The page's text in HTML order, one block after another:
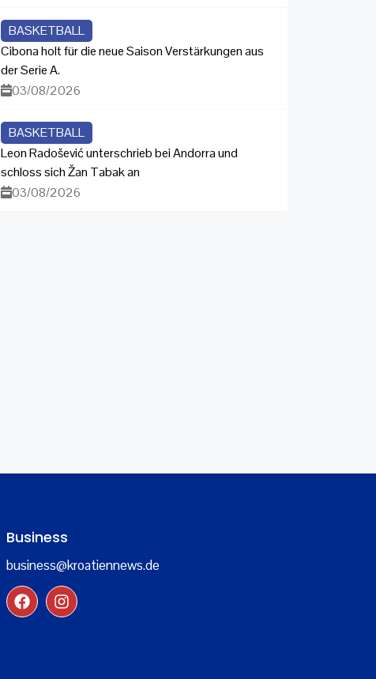
BASKETBALL
Cibona holt für die neue Saison Verstärkungen aus
der Serie A.
03/08/2026
BASKETBALL
Leon Radošević unterschrieb bei Andorra und
schloss sich Žan Tabak an
03/08/2026
Business
business@kroatiennews.de